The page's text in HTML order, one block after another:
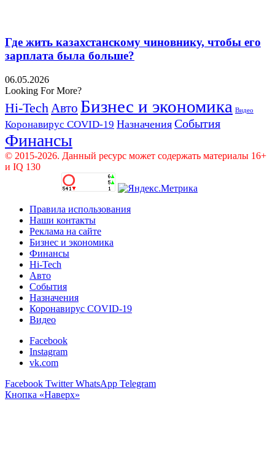
Где жить казахстанскому чиновнику, чтобы его
зарплата была больше?
06.05.2026
Looking For More?
Hi-Tech Авто Бизнес и экономика Видео
Коронавирус COVID-19 Назначения События
Финансы
© 2015-2026. Данный ресурс может содержать материалы 16+
и IQ 130
Правила использования
Наши контакты
Реклама на сайте
Бизнес и экономика
Финансы
Hi-Tech
Авто
События
Назначения
Коронавирус COVID-19
Видео
Facebook
Instagram
vk.com
Facebook Twitter WhatsApp Telegram
Кнопка «Наверх»